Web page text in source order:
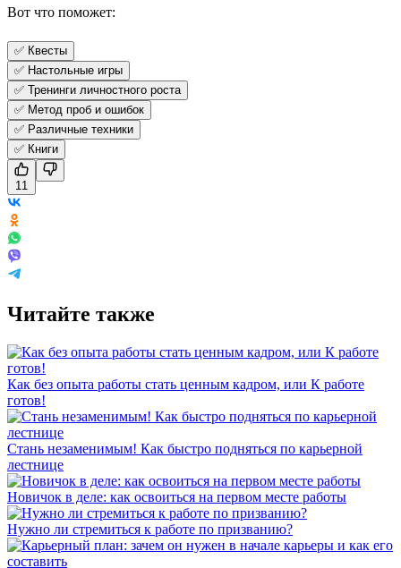
Вот что поможет:
✅ Квесты
✅ Настольные игры
✅ Тренинги личностного роста
✅ Метод проб и ошибок
✅ Различные техники
✅ Книги
11
Читайте также
Как без опыта работы стать ценным кадром, или К работе
готов!
Стань незаменимым! Как быстро подняться по карьерной
лестнице
Новичок в деле: как освоиться на первом месте работы
Нужно ли стремиться к работе по призванию?